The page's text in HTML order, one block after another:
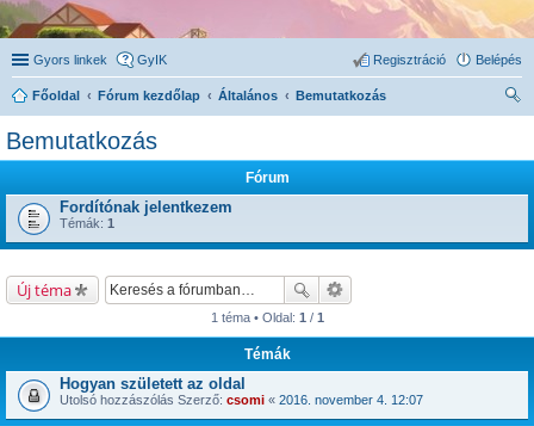
Gyors linkek GyIK Belépés
Regisztráció
Főoldal Fórum kezdőlap Általános
Bemutatkozás
Bemutatkozás
Fórum
Fordítónak jelentkezem
Témák: 1
Új téma
1 téma • Oldal: 1 / 1
Témák
Hogyan született az oldal
Utolsó hozzászólás Szerző: csomi « 2016. november 4. 12:07